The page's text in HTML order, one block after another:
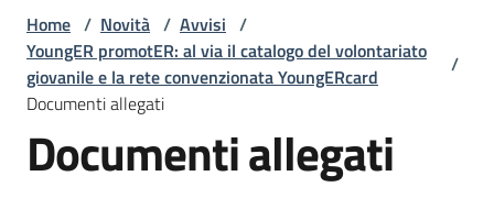
Area
Nord
Amministrazione
Home / Novità / Avvisi /
YoungER promotER: al via il catalogo del volontariato
giovanile e la rete convenzionata YoungERcard
/
Documenti allegati
Documenti allegati